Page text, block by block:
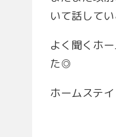
いて話してい
よく聞くホ
た◎
ホームステ